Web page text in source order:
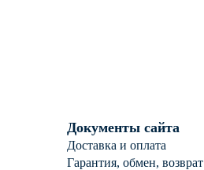
Документы сайта
Доставка и оплата
Гарантия, обмен, возврат